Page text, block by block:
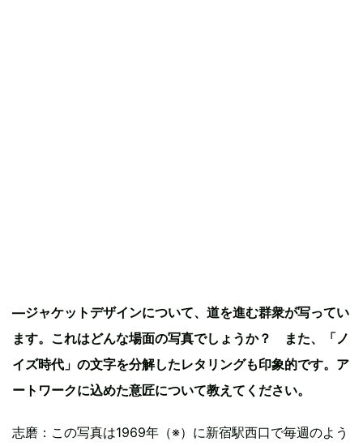
—ジャケットデザインについて、道を進む群衆が写ってい
ます。これはどんな場面の写真でしょうか？ また、「ノ
イズ時代」の文字を分解したレタリングも印象的です。ア
ートワークに込めた意匠について教えてください。
志磨：この写真は1969年（※）に新宿駅西口で毎週のよう